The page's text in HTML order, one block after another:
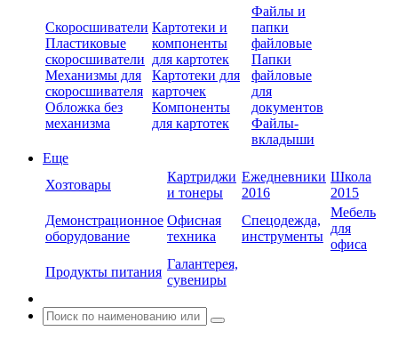
Скоросшиватели
Пластиковые
скоросшиватели
Механизмы для
скоросшивателя
Обложка без
механизма
Картотеки и
компоненты
для картотек
Картотеки для
карточек
Компоненты
для картотек
Файлы и
папки
файловые
Папки
файловые
для
документов
Файлы-
вкладыши
Еще
Хозтовары
Картриджи
и тонеры
Ежедневники
2016
Школа
2015
Демонстрационное
оборудование
Офисная
техника
Спецодежда,
инструменты
Мебель
для
офиса
Продукты питания
Галантерея,
сувениры